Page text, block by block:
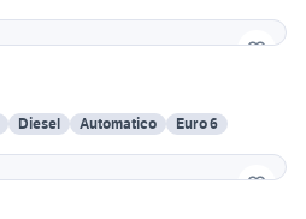
Diesel Automatico
Euro 6